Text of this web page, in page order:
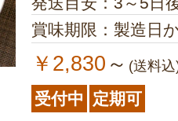
賞味期限：製造日
￥2,830 ～ (送料
受付中 定期可